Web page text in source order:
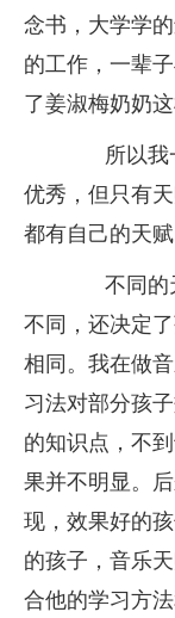
念书，大学学
的工作，一辈
了姜淑梅奶奶这
所以我一
优秀，但只有
都有自己的天
不同的天
不同，还决定
相同。我在做
习法对部分孩
的知识点，不
果并不明显。
现，效果好的
的孩子，音乐
合他的学习方